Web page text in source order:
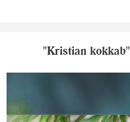
"Kristian kokkab"